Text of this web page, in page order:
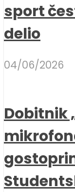
sport
delio
04/06/2026
Dobitnik